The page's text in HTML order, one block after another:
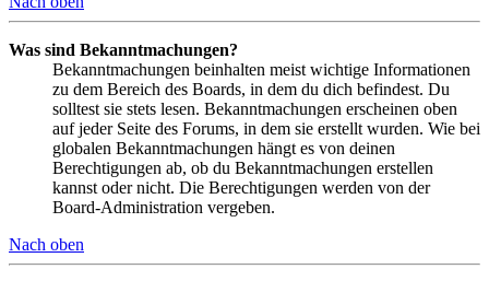
Was sind Bekanntmachungen?
Bekanntmachungen beinhalten meist wichtige Informationen
zu dem Bereich des Boards, in dem du dich befindest. Du
solltest sie stets lesen. Bekanntmachungen erscheinen oben
auf jeder Seite des Forums, in dem sie erstellt wurden. Wie bei
globalen Bekanntmachungen hängt es von deinen
Berechtigungen ab, ob du Bekanntmachungen erstellen
kannst oder nicht. Die Berechtigungen werden von der
Board-Administration vergeben.
Nach oben